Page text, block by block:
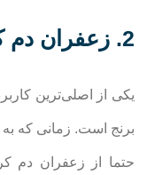
2. زعفران دم کرده برای برنج
یکی از اصلی‌ترین
برنج است. زمانی که
حتما از زعفران دم